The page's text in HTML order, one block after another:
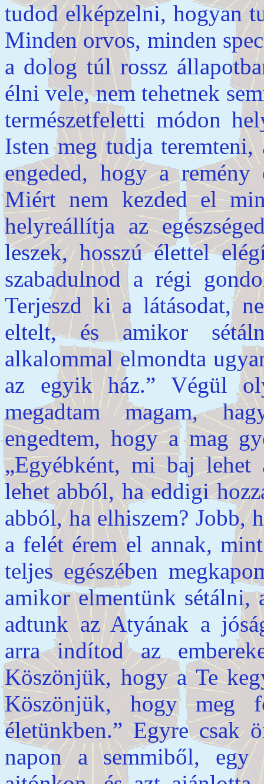
tudod elképzelni, hogyan
Minden orvos, minden
a dolog túl rossz
élni vele, nem tehetnek
természetfeletti módon
Isten meg tudja
engeded, hogy a remény
Miért nem kezded el
helyreállítja az
leszek, hosszú élettel
szabadulnod a régi
Terjeszd ki a látásodat,
eltelt, és amikor
alkalommal elmondta
az egyik ház.” Végül
megadtam magam,
engedtem, hogy a mag
„Egyébként, mi baj
lehet abból, ha eddigi
abból, ha elhiszem? Jobb,
a felét érem el annak,
teljes egészében
amikor elmentünk sétálni,
adtunk az Atyának a
arra indítod az
Köszönjük, hogy a Te
Köszönjük, hogy meg
életünkben.” Egyre csak
napon a semmiből,